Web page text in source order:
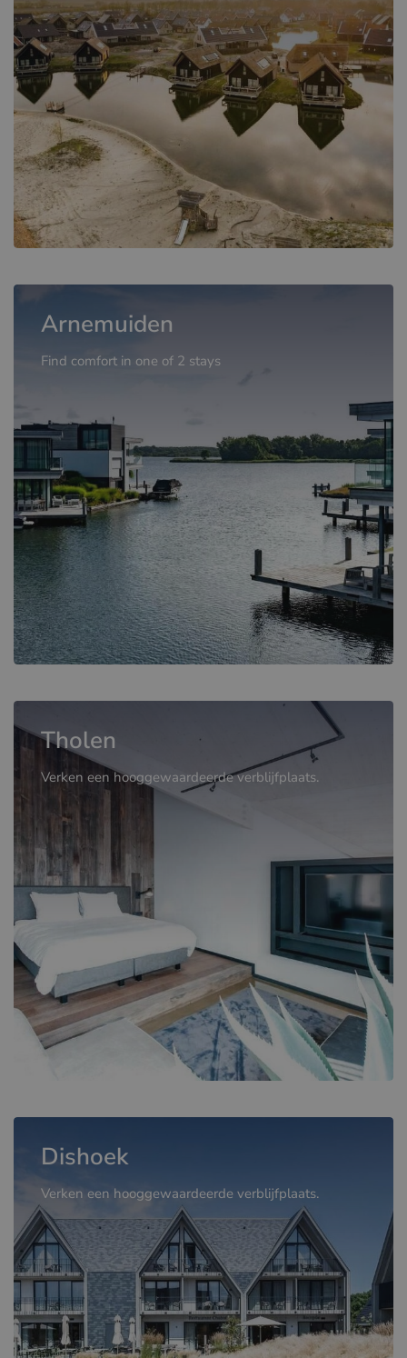
Arnemuiden
Find comfort in one of 2 stays
Tholen
Verken een hooggewaardeerde verblijfplaats.
Dishoek
Verken een hooggewaardeerde verblijfplaats.